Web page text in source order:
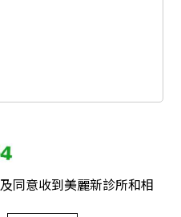
及同意收到美麗新診所和相